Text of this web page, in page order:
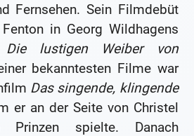
Fernsehen. Sein Filmdebüt
in Georg Wildhagens
Die lustigen Weiber von
bekanntesten Filme war
Das singende, klingende
er an der Seite von Christel
Prinzen spielte. Danach